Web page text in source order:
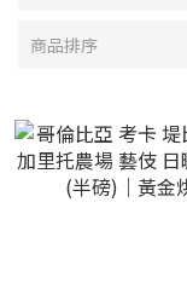
商品排序